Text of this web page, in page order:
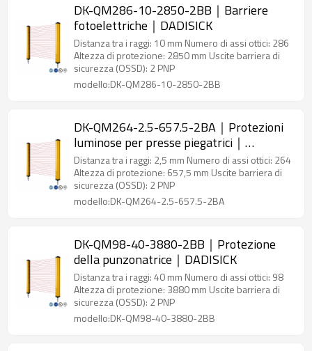
DK-QM286-10-2850-2BB｜Barriere
fotoelettriche｜DADISICK
Distanza tra i raggi: 10 mm Numero di assi ottici: 286
Altezza di protezione: 2850 mm Uscite barriera di
sicurezza (OSSD): 2 PNP
modello:DK-QM286-10-2850-2BB
DK-QM264-2.5-657.5-2BA｜Protezioni
luminose per presse piegatrici｜
DADISICK
Distanza tra i raggi: 2,5 mm Numero di assi ottici: 264
Altezza di protezione: 657,5 mm Uscite barriera di
sicurezza (OSSD): 2 PNP
modello:DK-QM264-2.5-657.5-2BA
DK-QM98-40-3880-2BB｜Protezione
della punzonatrice｜DADISICK
Distanza tra i raggi: 40 mm Numero di assi ottici: 98
Altezza di protezione: 3880 mm Uscite barriera di
sicurezza (OSSD): 2 PNP
modello:DK-QM98-40-3880-2BB